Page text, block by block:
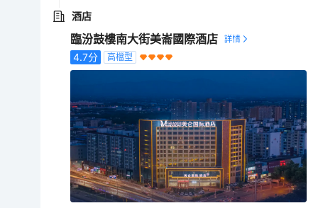
酒店
臨汾鼓樓南大街美崙國際酒店
4.7分 高檔型